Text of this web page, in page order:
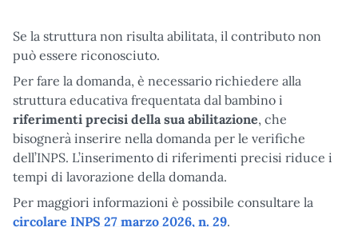
Se la struttura non risulta abilitata, il contributo non
può essere riconosciuto.
Per fare la domanda, è necessario richiedere alla
struttura educativa frequentata dal bambino i
riferimenti precisi della sua abilitazione, che
bisognerà inserire nella domanda per le verifiche
dell’INPS. L’inserimento di riferimenti precisi riduce i
tempi di lavorazione della domanda.
Per maggiori informazioni è possibile consultare la
circolare INPS 27 marzo 2026, n. 29.